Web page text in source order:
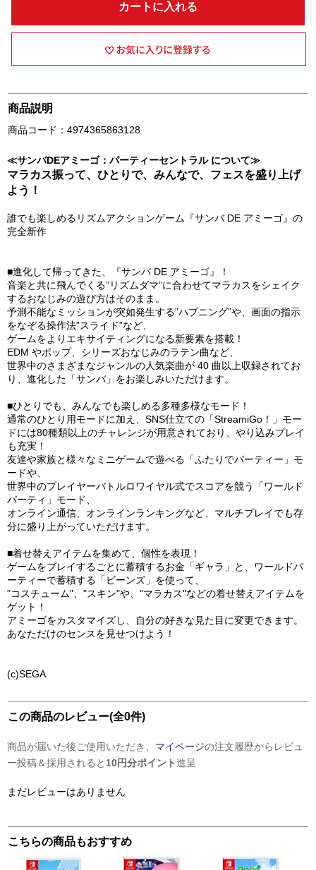
カートに入れる
商品説明
商品コード：4974365863128
≪サンバDEアミーゴ：パーティーセントラル について≫
マラカス振って、ひとりで、みんなで、フェスを盛り上げ
よう！
誰でも楽しめるリズムアクションゲーム『サンバ DE アミーゴ』の
完全新作
■進化して帰ってきた、『サンバ DE アミーゴ』！
音楽と共に飛んでくる”リズムダマ”に合わせてマラカスをシェイク
するおなじみの遊び方はそのまま。
予測不能なミッションが突如発生する”ハプニング”や、画面の指示
をなぞる操作法”スライド”など、
ゲームをよりエキサイティングになる新要素を搭載！
EDM やポップ、シリーズおなじみのラテン曲など、
世界中のさまざまなジャンルの人気楽曲が 40 曲以上収録されてお
り、進化した「サンバ」をお楽しみいただけます。
■ひとりでも、みんなでも楽しめる多種多様なモード！
通常のひとり用モードに加え、SNS仕立ての「StreamiGo！」モー
ドには80種類以上のチャレンジが用意されており、やり込みプレイ
も充実！
友達や家族と様々なミニゲームで遊べる「ふたりでパーティー」モ
ードや、
世界中のプレイヤーバトルロワイヤル式でスコアを競う「ワールド
パーティ」モード、
オンライン通信、オンラインランキングなど、マルチプレイでも存
分に盛り上がっていただけます。​
■着せ替えアイテムを集めて、個性を表現！
ゲームをプレイするごとに蓄積するお金「ギャラ」と、ワールドパ
ーティーで蓄積する「ビーンズ」を使って、
"コスチューム"、"スキン"や、"マラカス"などの着せ替えアイテムを
ゲット！
アミーゴをカスタマイズし、自分の好きな見た目に変更できます。
あなただけのセンスを見せつけよう！
(c)SEGA
この商品のレビュー(全0件)
商品が届いた後ご使用いただき、 マイページの注文履歴からレビュ
ー投稿＆採用されると 10円分ポイント進呈
まだレビューはありません
こちらの商品もおすすめ